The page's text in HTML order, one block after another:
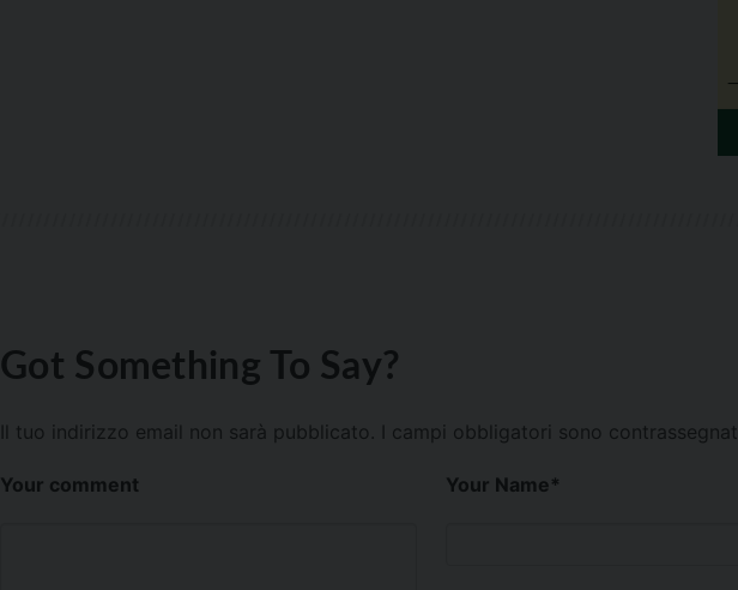
Got Something To Say?
Il tuo indirizzo email non sarà pubblicato. I campi obbligatori sono contrassegnati
Your comment Your Name*